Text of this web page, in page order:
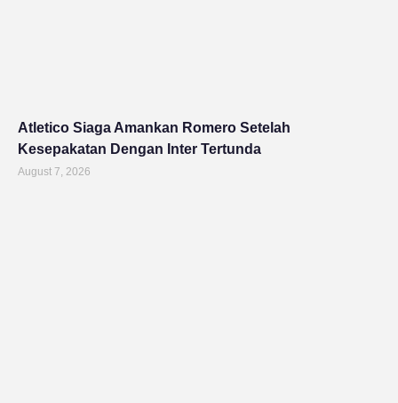
Atletico Siaga Amankan Romero Setelah
Kesepakatan Dengan Inter Tertunda
August 7, 2026